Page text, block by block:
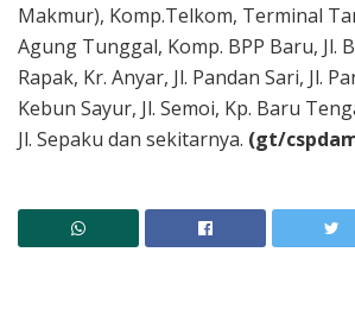
Makmur), Komp.Telkom, Terminal
Agung Tunggal, Komp. BPP Baru, Jl.
Rapak, Kr. Anyar, Jl. Pandan Sari, Jl.
Kebun Sayur, Jl. Semoi, Kp. Baru
Jl. Sepaku dan sekitarnya. (gt/